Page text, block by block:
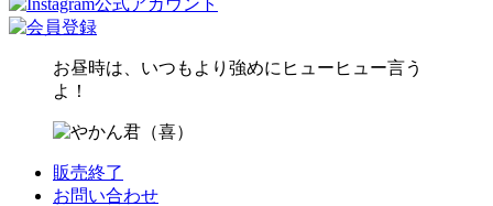
お昼時は、いつもより強めにヒューヒュー言う
よ！
販売終了
お問い合わせ